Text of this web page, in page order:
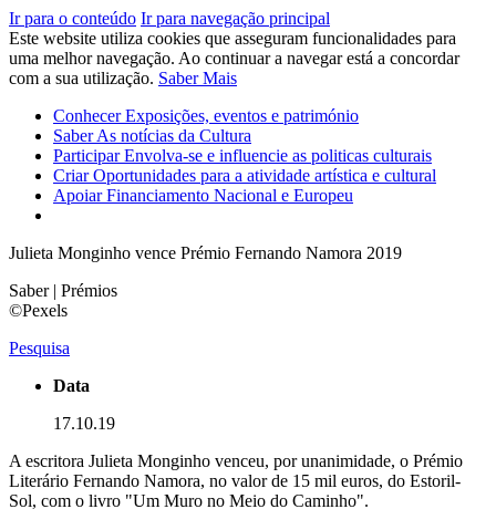
Ir para o conteúdo Ir para navegação principal
Este website utiliza cookies que asseguram funcionalidades para
uma melhor navegação. Ao continuar a navegar está a concordar
com a sua utilização. Saber Mais
ConhecerExposições, eventos e património
SaberAs notícias da Cultura
ParticiparEnvolva-se e influencie as politicas culturais
CriarOportunidades para a atividade artística e cultural
ApoiarFinanciamento Nacional e Europeu
Julieta Monginho vence Prémio Fernando Namora 2019
Saber | Prémios
©Pexels
Pesquisa
Data
17.10.19
A escritora Julieta Monginho venceu, por unanimidade, o Prémio
Literário Fernando Namora, no valor de 15 mil euros, do Estoril-
Sol, com o livro "Um Muro no Meio do Caminho".